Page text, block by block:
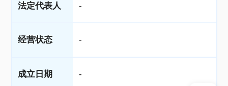
法定代表人 -
经营状态 -
成立日期 -